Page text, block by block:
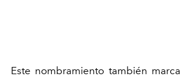
Este nombramiento también